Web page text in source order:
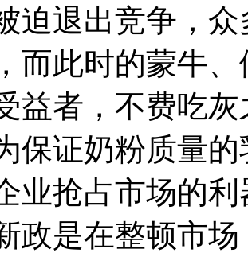
迫退出竞争，
而此时的蒙牛
益者，不费吃
保证奶粉质量
业抢占市场的
政是在整顿市